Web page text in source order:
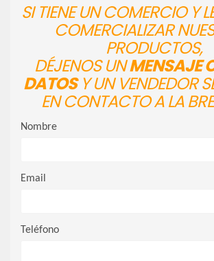
SI TIENE UN COMERCIO Y
COMERCIALIZAR
PRODUCTOS,
DÉJENOS UNMENSAJE
DATOSY UN VENDEDOR
EN CONTACTO A LA
Nombre
Email
Teléfono